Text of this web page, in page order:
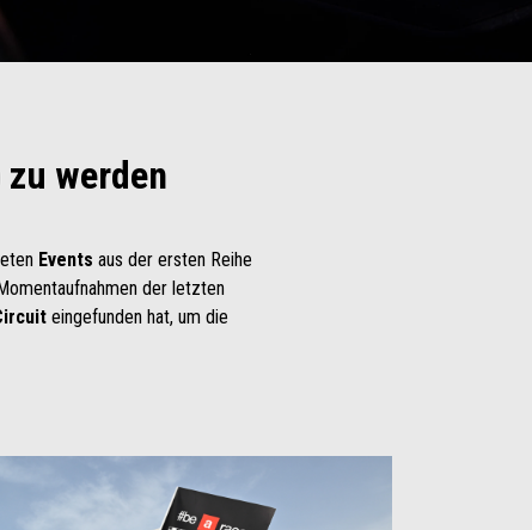
werden
Events aus der ersten Reihe
der letzten
eingefunden hat, um die